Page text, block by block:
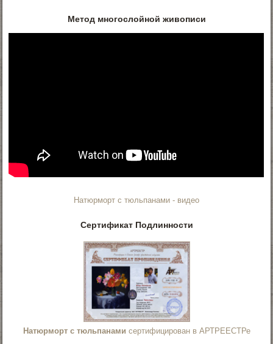
Метод многослойной живописи
Натюрморт с тюльпанами - видео
Сертификат Подлинности
Натюрморт с тюльпанами сертифицирован в АРТРЕЕСТРе